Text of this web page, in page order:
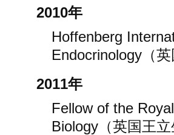
2010年
Hoffenberg
Endocrinology（
2011年
Fellow of the
Biology（英国王立